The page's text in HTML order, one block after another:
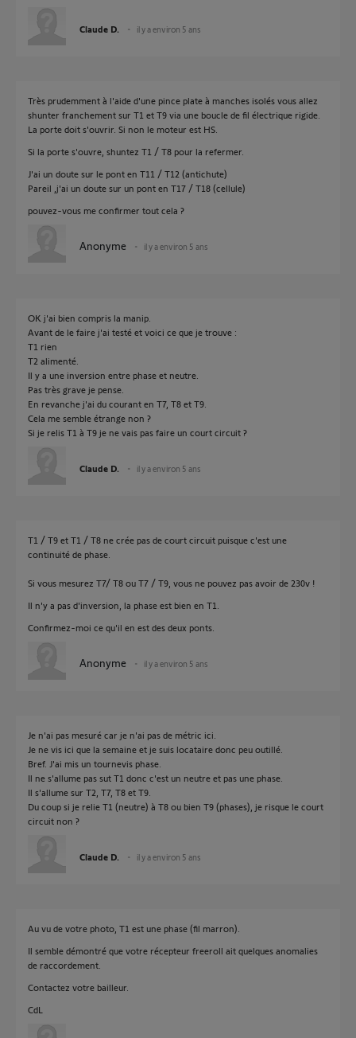
Claude D. il y a environ 5 ans
Très prudemment à l'aide d'une pince plate à manches isolés vous allez
shunter franchement sur T1 et T9 via une boucle de fil électrique rigide.
La porte doit s'ouvrir. Si non le moteur est HS.
Si la porte s'ouvre, shuntez T1 / T8 pour la refermer.
J'ai un doute sur le pont en T11 / T12 (antichute)
Pareil ,j'ai un doute sur un pont en T17 / T18 (cellule)
pouvez-vous me confirmer tout cela ?
Anonyme il y a environ 5 ans
OK j'ai bien compris la manip.
Avant de le faire j'ai testé et voici ce que je trouve :
T1 rien
T2 alimenté.
Il y a une inversion entre phase et neutre.
Pas très grave je pense.
En revanche j'ai du courant en T7, T8 et T9.
Cela me semble étrange non ?
Si je relis T1 à T9 je ne vais pas faire un court circuit ?
Claude D. il y a environ 5 ans
T1 / T9 et T1 / T8 ne crée pas de court circuit puisque c'est une
continuité de phase.
Si vous mesurez T7/ T8 ou T7 / T9, vous ne pouvez pas avoir de 230v !
Il n'y a pas d'inversion, la phase est bien en T1.
Confirmez-moi ce qu'il en est des deux ponts.
Anonyme il y a environ 5 ans
Je n'ai pas mesuré car je n'ai pas de métric ici.
Je ne vis ici que la semaine et je suis locataire donc peu outillé.
Bref. J'ai mis un tournevis phase.
Il ne s'allume pas sut T1 donc c'est un neutre et pas une phase.
Il s'allume sur T2, T7, T8 et T9.
Du coup si je relie T1 (neutre) à T8 ou bien T9 (phases), je risque le court
circuit non ?
Claude D. il y a environ 5 ans
Au vu de votre photo, T1 est une phase (fil marron).
Il semble démontré que votre récepteur freeroll ait quelques anomalies
de raccordement.
Contactez votre bailleur.
CdL